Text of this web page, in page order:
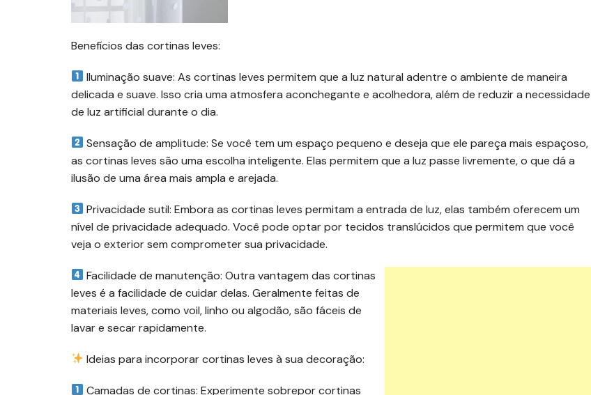
Benefícios das cortinas leves:
Iluminação suave: As cortinas leves permitem que a luz natural adentre o ambiente de maneira
delicada e suave. Isso cria uma atmosfera aconchegante e acolhedora, além de reduzir a necessidade
de luz artificial durante o dia.
Sensação de amplitude: Se você tem um espaço pequeno e deseja que ele pareça mais espaçoso,
as cortinas leves são uma escolha inteligente. Elas permitem que a luz passe livremente, o que dá a
ilusão de uma área mais ampla e arejada.
Privacidade sutil: Embora as cortinas leves permitam a entrada de luz, elas também oferecem um
nível de privacidade adequado. Você pode optar por tecidos translúcidos que permitem que você
veja o exterior sem comprometer sua privacidade.
Facilidade de manutenção: Outra vantagem das cortinas
leves é a facilidade de cuidar delas. Geralmente feitas de
materiais leves, como voil, linho ou algodão, são fáceis de
lavar e secar rapidamente.
Ideias para incorporar cortinas leves à sua decoração:
Camadas de cortinas: Experimente sobrepor cortinas